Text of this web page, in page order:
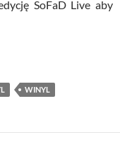
SoFaD Live aby
WINYL